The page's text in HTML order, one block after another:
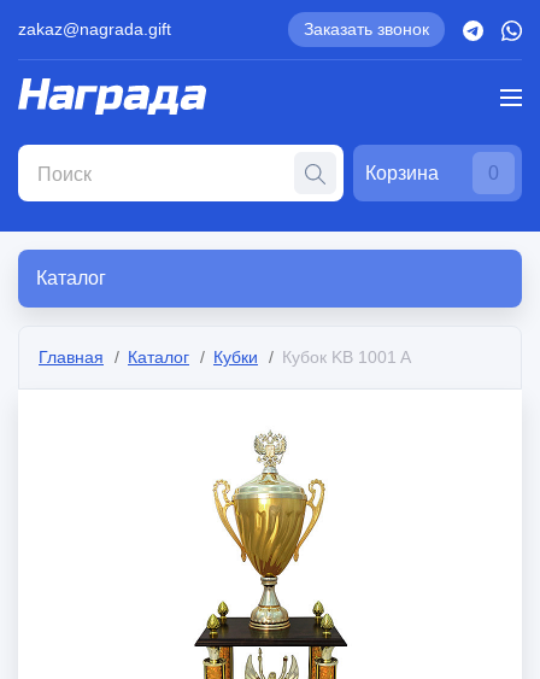
zakaz@nagrada.gift Заказать звонок
Корзина 0
Каталог
Главная Каталог Кубки Кубок KB 1001 A